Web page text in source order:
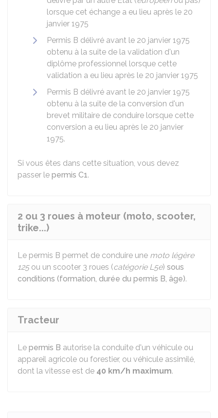
lorsque cet échange a eu lieu après le 20
janvier 1975
Permis B délivré avant le 20 janvier 1975
obtenu à la suite de la validation d'un
diplôme professionnel lorsque cette
validation a eu lieu après le 20 janvier 1975
Permis B délivré avant le 20 janvier 1975
obtenu à la suite de la conversion d'un
brevet militaire de conduire lorsque cette
conversion a eu lieu après le 20 janvier
1975.
Si vous êtes dans cette situation, vous devez
passer le permis C1.
2 ou 3 roues à moteur (moto, scooter,
trike...)
Le permis B permet de conduire une moto légère
125ou un scooter 3 roues (catégorie L5e) sous
conditions (formation, durée du permis B, âge).
Tracteur
Le permis B autorise la conduite d'un véhicule ou
appareil agricole ou forestier, ou véhicule assimilé,
dont la vitesse est de 40 km/h maximum.